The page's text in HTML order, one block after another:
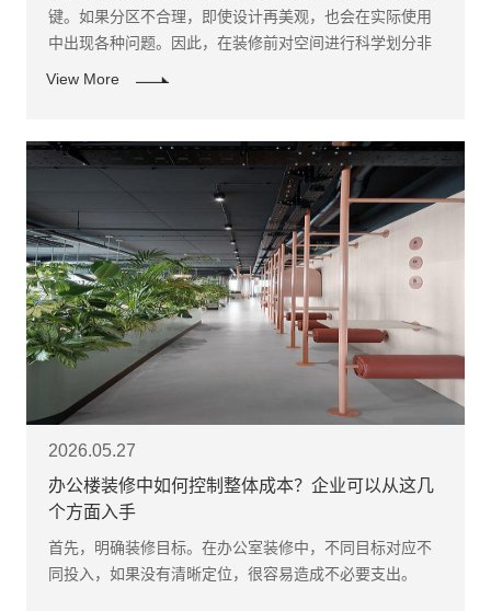
键。如果分区不合理，即使设计再美观，也会在实际使用
中出现各种问题。因此，在装修前对空间进行科学划分非
View More
2026.05.27
办公楼装修中如何控制整体成本？企业可以从这几
个方面入手
首先，明确装修目标。在办公室装修中，不同目标对应不
同投入，如果没有清晰定位，很容易造成不必要支出。